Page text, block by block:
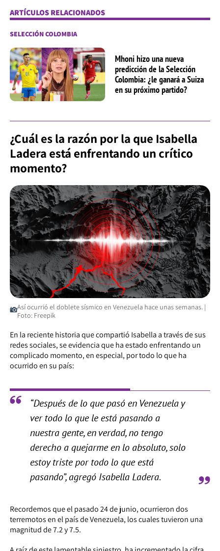
ARTÍCULOS RELACIONADOS
SELECCIÓN COLOMBIA
Mhoni hizo una nueva
predicción de la Selección
Colombia: ¿le ganará a Suiza
en su próximo partido?
¿Cuál es la razón por la que Isabella
Ladera está enfrentando un crítico
momento?
Así ocurrió el doblete sísmico en Venezuela hace unas semanas. |
Foto: Freepik
En la reciente historia que compartió Isabella a través de sus
redes sociales, se evidencia que ha estado enfrentando un
complicado momento, en especial, por todo lo que ha
ocurrido en su país:
“Después de lo que pasó en Venezuela y
ver todo lo que le está pasando a
nuestra gente, en verdad, no tengo
derecho a quejarme en lo absoluto, solo
estoy triste por todo lo que está
pasando”, agregó Isabella Ladera.
Recordemos que el pasado 24 de junio, ocurrieron dos
terremotos en el país de Venezuela, los cuales tuvieron una
magnitud de 7.2 y 7.5.